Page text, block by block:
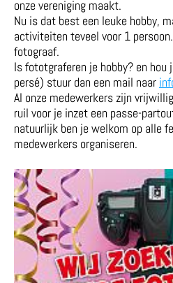
onze vereniging maakt.
Nu is dat best een leuke hobby,
activiteiten teveel voor 1
fotograaf.
Is fototgraferen je hobby? en
persé) stuur dan een mail naar
Al onze medewerkers zijn
ruil voor je inzet een passe-
natuurlijk ben je welkom op alle
medewerkers organiseren.